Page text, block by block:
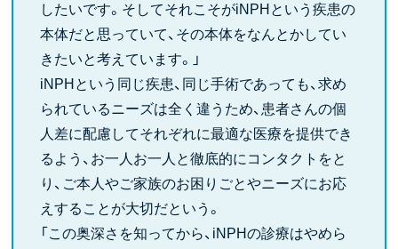
したいです。そしてそれこそがiNPHという疾患の
本体だと思っていて、その本体をなんとかしてい
きたいと考えています。」
iNPHという同じ疾患、同じ手術であっても、求め
られているニーズは全く違うため、患者さんの個
人差に配慮してそれぞれに最適な医療を提供でき
るよう、お一人お一人と徹底的にコンタクトをと
り、ご本人やご家族のお困りごとやニーズにお応
えすることが大切だという。
「この奥深さを知ってから、iNPHの診療はやめら